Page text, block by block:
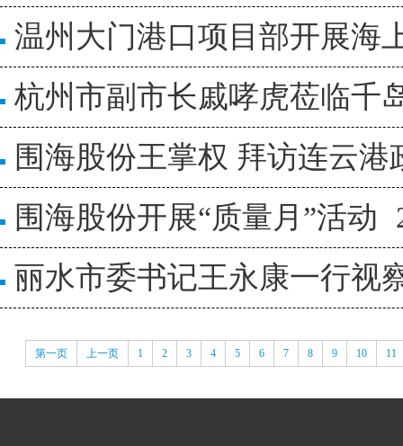
温州大门港口项目部开展海
杭州市副市长戚哮虎莅临千
围海股份王掌权 拜访连云
围海股份开展“质量月”活动
丽水市委书记王永康一行视
第一页 上一页 1 2 3 4 5 6 7 8 9 10 11